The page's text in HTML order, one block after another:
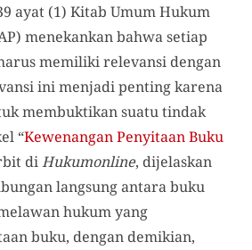
ayat (1) Kitab Umum Hukum
menekankan bahwa setiap
memiliki relevansi dengan
ini menjadi penting karena
membuktikan suatu tindak
“Kewenangan Penyitaan Buku
diHukumonline, dijelaskan
langsung antara buku
hukum yang
buku, dengan demikian,